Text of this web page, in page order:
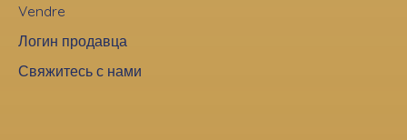
Vendre
Логин продавца
Свяжитесь с нами